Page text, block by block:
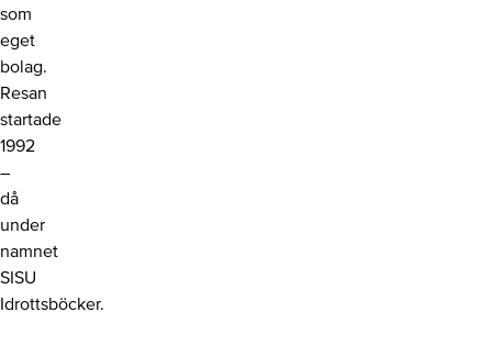
som
eget
bolag.
Resan
startade
1992
–
då
under
namnet
SISU
Idrottsböcker.